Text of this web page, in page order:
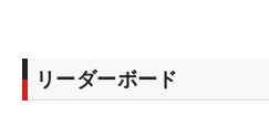
リーダーボード